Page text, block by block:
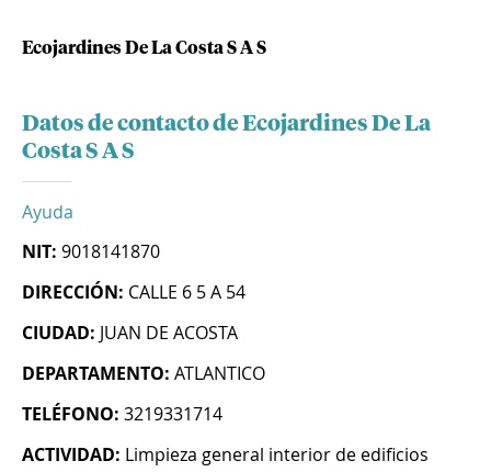
Ecojardines De La Costa S A S
Datos de contacto de Ecojardines De La
Costa S A S
Ayuda
NIT: 9018141870
DIRECCIÓN: CALLE 6 5 A 54
CIUDAD: JUAN DE ACOSTA
DEPARTAMENTO: ATLANTICO
TELÉFONO: 3219331714
ACTIVIDAD: Limpieza general interior de edificios